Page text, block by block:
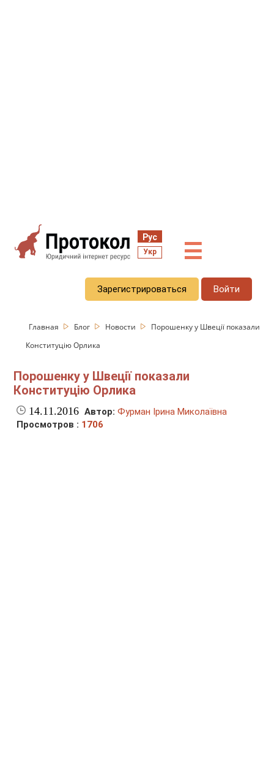
Рус
Укр ☰
Зарегистрироваться Войти
Главная Блог Новости
Порошенку у Швеції показали
Конституцію Орлика
Порошенку у Швеції показали
Конституцію Орлика
14.11.2016 Автор: Фурман Ірина Миколаївна
Просмотров : 1706